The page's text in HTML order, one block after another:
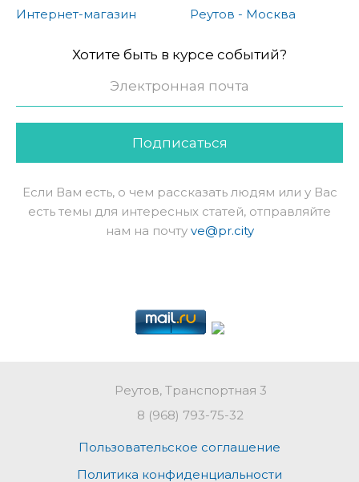
Интернет-магазин
Реутов - Москва
Хотите быть в курсе событий?
Подписаться
Если Вам есть, о чем рассказать людям или у Вас
есть темы для интересных статей, отправляйте
нам на почту ve@pr.city
Реутов, Транспортная 3
8 (968) 793-75-32
Пользовательское соглашение
Политика конфиденциальности